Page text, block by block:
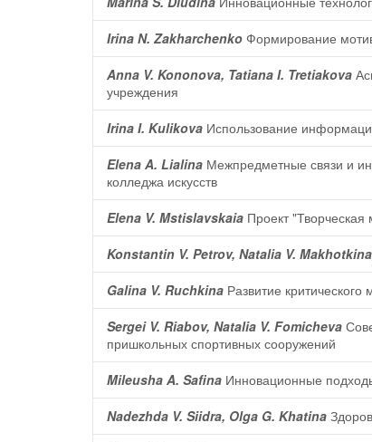
Irina N. Zakharchenko Формирование
Anna V. Kononova, Tatiana I. Tretiakova
учреждения
Irina I. Kulikova Использование
Elena A. Lialina Межпредметные связи и
колледжа искусств
Elena V. Mstislavskaia Проект "Творческая
Konstantin V. Petrov, Natalia V.
Galina V. Ruchkina Развитие
Sergei V. Riabov, Natalia V. Fomicheva
пришкольных спортивных сооружений
Mileusha A. Safina Инновационные
Nadezhda V. Siidra, Olga G. Khatina